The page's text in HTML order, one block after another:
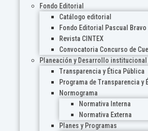
Fondo Editorial
Catálogo editorial
Fondo Editorial Pascual Bravo
Revista CINTEX
Convocatoria Concurso de
Planeación y Desarrollo institucional
Transparencia y Ética Pública
Programa de Transparencia y
Normograma
Normativa Interna
Normativa Externa
Planes y Programas